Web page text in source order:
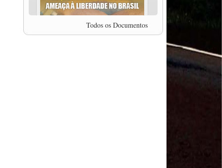
professor da Unisinos e Doutor em Ciências da
Comunicação da USP, Rafael Grohmann, que
coordena uma pesquisa internacional que visa
pressionar as plataformas digitais por melhores
Todos os Documentos